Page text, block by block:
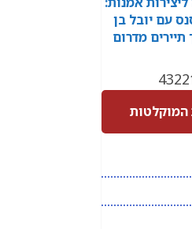
עם יובל בן
תיירים מדרום
המוקלטות